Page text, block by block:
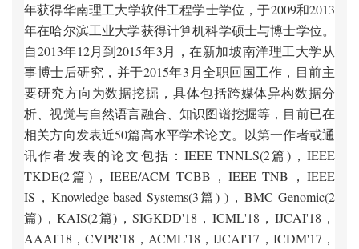
年获得华南理工大学软件工程学士学位，于2009和2013
年在哈尔滨工业大学获得计算机科学硕士与博士学位。
自2013年12月到2015年3月，在新加坡南洋理工大学从
事博士后研究，并于2015年3月全职回国工作，目前主
要研究方向为数据挖掘，具体包括跨媒体异构数据分
析、视觉与自然语言融合、知识图谱挖掘等，目前已在
相关方向发表近50篇高水平学术论文。以第一作者或通
讯作者发表的论文包括：IEEE TNNLS(2篇)，IEEE
TKDE(2篇)，IEEE/ACM TCBB，IEEE TNB，IEEE
IS，Knowledge-based Systems(3篇) )，BMC Genomic(2
篇)，KAIS(2篇)，SIGKDD'18，ICML'18，IJCAI'18，
AAAI'18，CVPR'18，ACML'18，IJCAI'17，ICDM'17，